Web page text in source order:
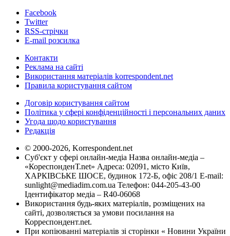
Facebook
Twitter
RSS-стрічки
E-mail розсилка
Контакти
Реклама на сайті
Використання матеріалів korrespondent.net
Правила користування сайтом
Договір користування сайтом
Політика у сфері конфіденційності і персональних даних
Угода щодо користування
Редакція
© 2000-2026, Korrespondent.net
Суб'єкт у сфері онлайн-медіа Назва онлайн-медіа –
«КореспонденТ.net» Адреса: 02091, місто Київ,
ХАРКІВСЬКЕ ШОСЕ, будинок 172-Б, офіс 208/1 E-mail:
sunlight@mediadim.com.ua Телефон: 044-205-43-00
Ідентифікатор медіа – R40-06068
Використання будь-яких матеріалів, розміщених на
сайті, дозволяється за умови посилання на
Корреспондент.net.
При копіюванні матеріалів зі сторінки « Новини України